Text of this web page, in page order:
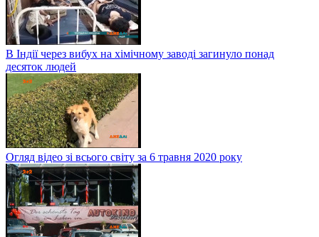
В Індії через вибух на хімічному заводі загинуло понад
десяток людей
Огляд відео зі всього світу за 6 травня 2020 року